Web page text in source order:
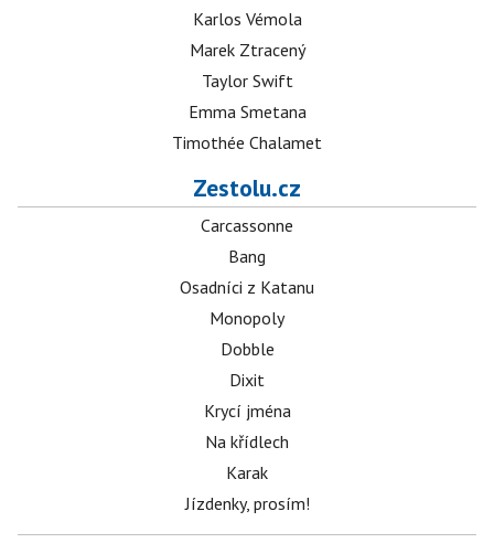
Karlos Vémola
Marek Ztracený
Taylor Swift
Emma Smetana
Timothée Chalamet
Zestolu.cz
Carcassonne
Bang
Osadníci z Katanu
Monopoly
Dobble
Dixit
Krycí jména
Na křídlech
Karak
Jízdenky, prosím!